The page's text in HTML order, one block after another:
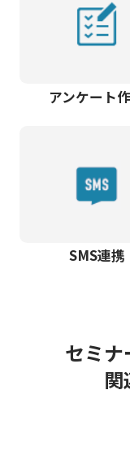
アンケート
SMS連携
セミ